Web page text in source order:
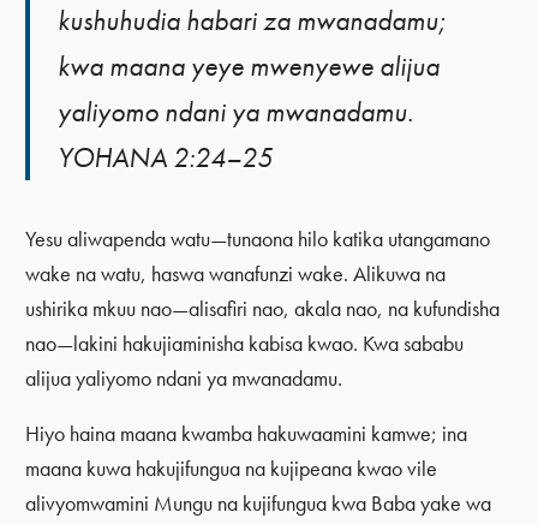
kushuhudia habari za mwanadamu;
kwa maana yeye mwenyewe alijua
yaliyomo ndani ya mwanadamu.
YOHANA 2:24–25
Yesu aliwapenda watu—tunaona hilo katika utangamano
wake na watu, haswa wanafunzi wake. Alikuwa na
ushirika mkuu nao—alisafiri nao, akala nao, na kufundisha
nao—lakini hakujiaminisha kabisa kwao. Kwa sababu
alijua yaliyomo ndani ya mwanadamu.
Hiyo haina maana kwamba hakuwaamini kamwe; ina
maana kuwa hakujifungua na kujipeana kwao vile
alivyomwamini Mungu na kujifungua kwa Baba yake wa